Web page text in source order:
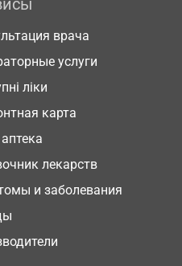
врача
услуги
ліки
карта
лекарств
и заболевания